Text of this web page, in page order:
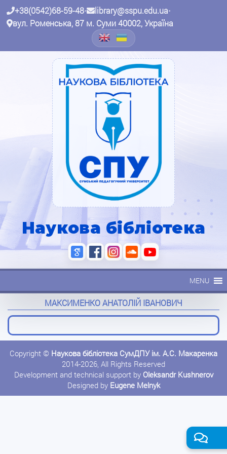
+38(0542)68-59-48• library@sspu.edu.ua•
вул. Роменська, 87 м. Суми 40002, Україна
Наукова бібліотека
MENU
МАКСИМЕНКО АНАТОЛІЙ ІВАНОВИЧ
Copyright © Наукова бібліотека СумДПУ ім. А.С. Макаренка
2014-2026, All Rights Reserved
Development and technical support by Oleksandr Kushnerov
Designed by Eugene Melnyk